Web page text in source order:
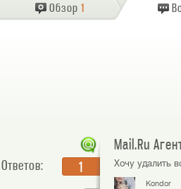
Обзор 1
Ответов: 1
Mail.Ru
Хочу удалить
Kondor